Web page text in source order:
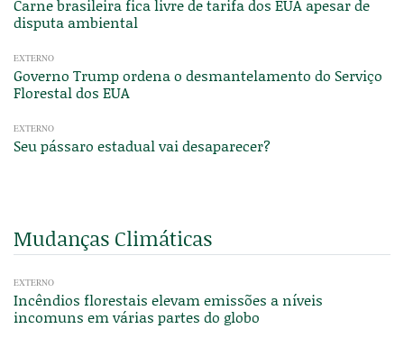
Carne brasileira fica livre de tarifa dos EUA apesar de
disputa ambiental
EXTERNO
Governo Trump ordena o desmantelamento do Serviço
Florestal dos EUA
EXTERNO
Seu pássaro estadual vai desaparecer?
Mudanças Climáticas
EXTERNO
Incêndios florestais elevam emissões a níveis
incomuns em várias partes do globo